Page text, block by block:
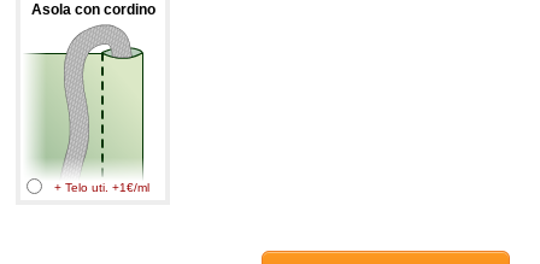
Asola con cordino
+ Telo uti. +1€/ml